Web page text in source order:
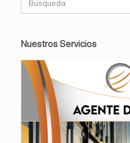
Nuestros Servicios